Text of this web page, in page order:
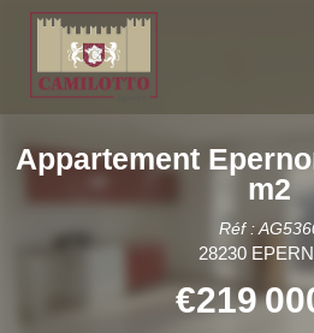
Appartement
m2
Réf :
28230
€219